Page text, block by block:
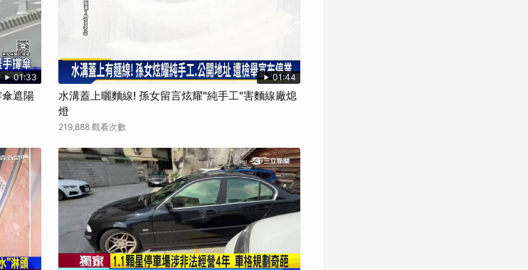
01:33
遮陽
01:44
水溝蓋上曬麵線! 孫女留言炫耀"純手工"害麵線廠熄
燈
219,888 觀看次數